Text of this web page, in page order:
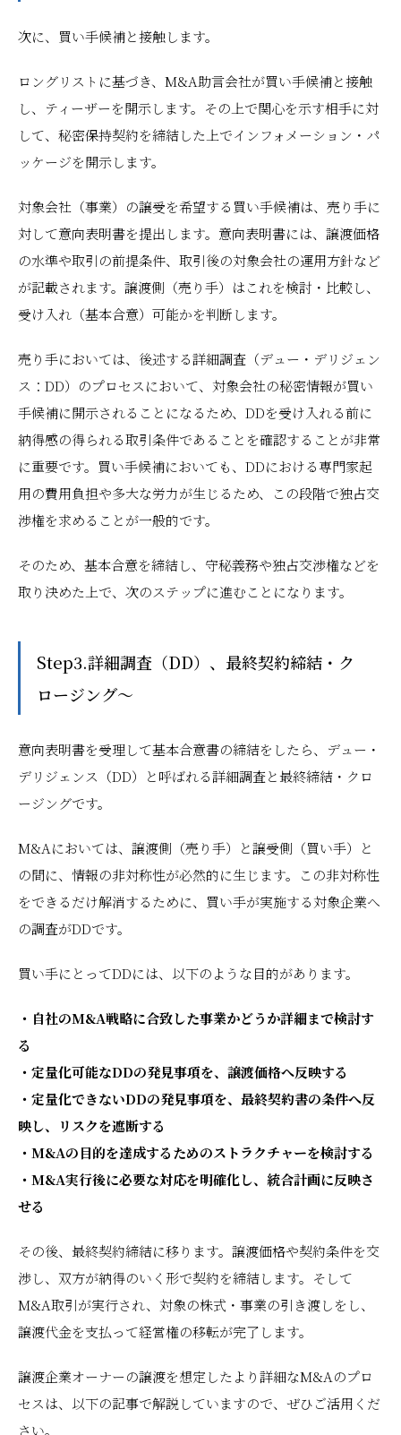
次に、買い手候補と接触します。
ロングリストに基づき、M&A助言会社が買い手候補と接触
し、ティーザーを開示します。その上で関心を示す相手に対
して、秘密保持契約を締結した上でインフォメーション・パ
ッケージを開示します。
対象会社（事業）の譲受を希望する買い手候補は、売り手に
対して意向表明書を提出します。意向表明書には、譲渡価格
の水準や取引の前提条件、取引後の対象会社の運用方針など
が記載されます。譲渡側（売り手）はこれを検討・比較し、
受け入れ（基本合意）可能かを判断します。
売り手においては、後述する詳細調査（デュー・デリジェン
ス：DD）のプロセスにおいて、対象会社の秘密情報が買い
手候補に開示されることになるため、DDを受け入れる前に
納得感の得られる取引条件であることを確認することが非常
に重要です。買い手候補においても、DDにおける専門家起
用の費用負担や多大な労力が生じるため、この段階で独占交
渉権を求めることが一般的です。
そのため、基本合意を締結し、守秘義務や独占交渉権などを
取り決めた上で、次のステップに進むことになります。
Step3.詳細調査（DD）、最終契約締結・ク
ロージング～
意向表明書を受理して基本合意書の締結をしたら、デュー・
デリジェンス（DD）と呼ばれる詳細調査と最終締結・クロ
ージングです。
M&Aにおいては、譲渡側（売り手）と譲受側（買い手）と
の間に、情報の非対称性が必然的に生じます。この非対称性
をできるだけ解消するために、買い手が実施する対象企業へ
の調査がDDです。
買い手にとってDDには、以下のような目的があります。
・自社のM&A戦略に合致した事業かどうか詳細まで検討す
る
・定量化可能なDDの発見事項を、譲渡価格へ反映する
・定量化できないDDの発見事項を、最終契約書の条件へ反
映し、リスクを遮断する
・M&Aの目的を達成するためのストラクチャーを検討する
・M&A実行後に必要な対応を明確化し、統合計画に反映さ
せる
その後、最終契約締結に移ります。譲渡価格や契約条件を交
渉し、双方が納得のいく形で契約を締結します。そして
M&A取引が実行され、対象の株式・事業の引き渡しをし、
譲渡代金を支払って経営権の移転が完了します。
譲渡企業オーナーの譲渡を想定したより詳細なM&Aのプロ
セスは、以下の記事で解説していますので、ぜひご活用くだ
さい。